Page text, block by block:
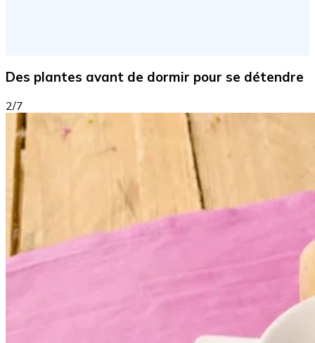
Des plantes avant de dormir pour se détendre
2/7